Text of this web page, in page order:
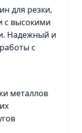
для резки,
с высокими
Надежный и
с
металлов